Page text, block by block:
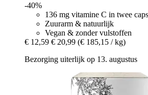
-40%
136 mg vitamine C in twee
Zuurarm & natuurlijk
Vegan & zonder vulstoffen
€ 12,59 € 20,99 (€ 185,15 / kg)
Bezorging uiterlijk op 13. augustus